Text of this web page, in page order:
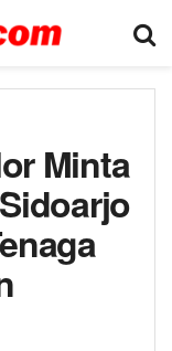
Minta